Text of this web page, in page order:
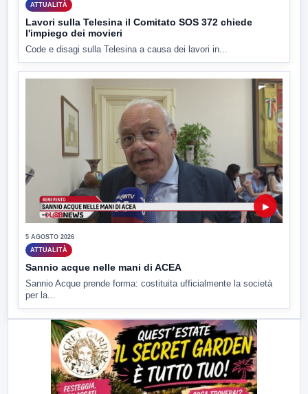
ATTUALITÀ
Lavori sulla Telesina il Comitato SOS 372 chiede
l'impiego dei movieri
Code e disagi sulla Telesina a causa dei lavori in...
▶
5 AGOSTO 2026
ATTUALITÀ
Sannio acque nelle mani di ACEA
Sannio Acque prende forma: costituita ufficialmente la società
per la...